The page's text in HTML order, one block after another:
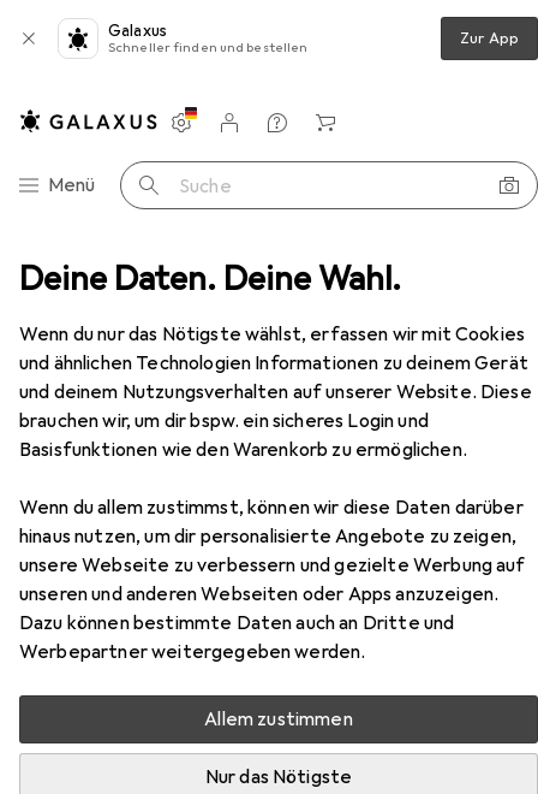
Deine Daten. Deine Wahl.
Wenn du nur das Nötigste wählst, erfassen wir mit Cookies
und ähnlichen Technologien Informationen zu deinem Gerät
und deinem Nutzungsverhalten auf unserer Website. Diese
brauchen wir, um dir bspw. ein sicheres Login und
Basisfunktionen wie den Warenkorb zu ermöglichen.
Wenn du allem zustimmst, können wir diese Daten darüber
hinaus nutzen, um dir personalisierte Angebote zu zeigen,
unsere Webseite zu verbessern und gezielte Werbung auf
unseren und anderen Webseiten oder Apps anzuzeigen.
Dazu können bestimmte Daten auch an Dritte und
Werbepartner weitergegeben werden.
Allem zustimmen
Nur das Nötigste
Galaxus
Schneller finden und bestellen Zur App
Navigation nach Kategorien
Menü Suche
Einstellungen
Kundenkonto
Vergleichslisten
Merklisten
Warenkorb
Bürostuhl Topstar Bürodrehstuhl AirWork G
EUR
375,53
TopstarBürodrehstuhl AirWork G
42 - 54 cm
Zubehör für Topstar
Bürodrehstuhl AirWork G
Hier findest du passendes Zubehör zum Produkt Topstar
Bürodrehstuhl AirWork G aus der Kategorie